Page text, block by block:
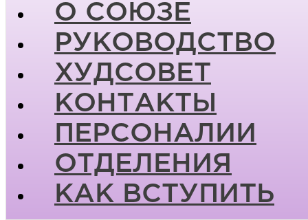
О СОЮЗЕ
РУКОВОДСТВО
ХУДСОВЕТ
КОНТАКТЫ
ПЕРСОНАЛИИ
ОТДЕЛЕНИЯ
КАК ВСТУПИТЬ